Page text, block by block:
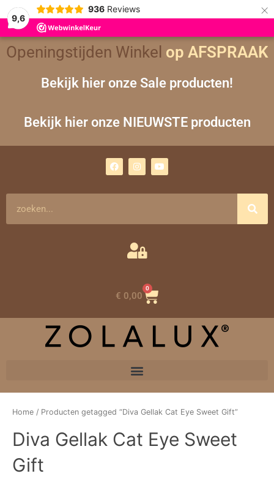
9,6
936 Reviews ×
Openingstijden Winkel op AFSPRAAK
Bekijk hier onze Sale producten!
Bekijk hier onze NIEUWSTE producten
a
c
n
s
m
o
u
€ 0,00
0
Winkelwagen
Home / Producten getagged “Diva Gellak Cat Eye Sweet Gift”
Diva Gellak Cat Eye Sweet
Gift